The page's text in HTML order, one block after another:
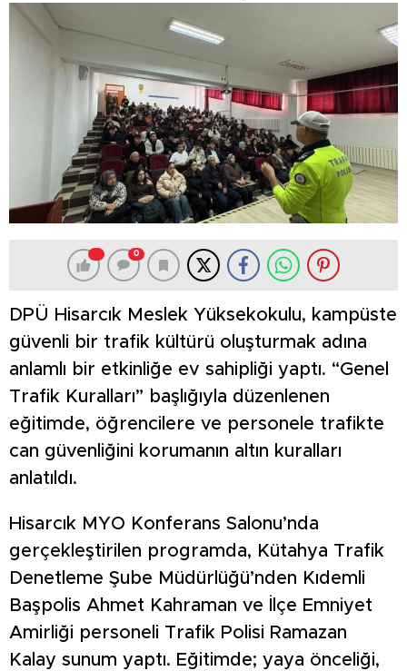
0
DPÜ Hisarcık Meslek Yüksekokulu, kampüste
güvenli bir trafik kültürü oluşturmak adına
anlamlı bir etkinliğe ev sahipliği yaptı. “Genel
Trafik Kuralları” başlığıyla düzenlenen
eğitimde, öğrencilere ve personele trafikte
can güvenliğini korumanın altın kuralları
anlatıldı.
Hisarcık MYO Konferans Salonu’nda
gerçekleştirilen programda, Kütahya Trafik
Denetleme Şube Müdürlüğü’nden Kıdemli
Başpolis Ahmet Kahraman ve İlçe Emniyet
Amirliği personeli Trafik Polisi Ramazan
Kalay sunum yaptı. Eğitimde; yaya önceliği,